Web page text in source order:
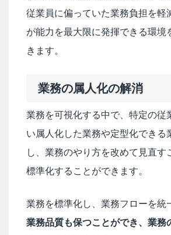
従業員に偏っていた業務負担を軽
が能力を最大限に発揮できる環境
きます。
業務の属人化の解消
業務を可視化する中で、特定の従
い属人化した業務や定型化できる
し、業務のやり方を改めて見直す
標準化することができます。
業務を標準化し、業務フローを統
業務品質も保つことができ、業務